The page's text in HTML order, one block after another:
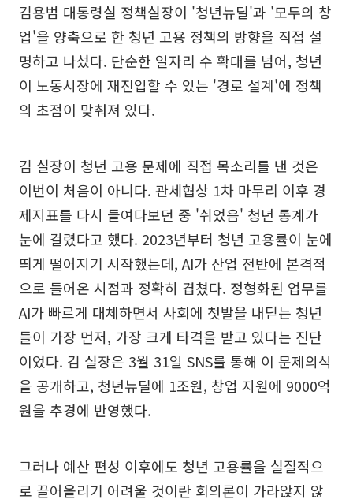
김용범 대통령실 정책실장이 '청년뉴딜'과 '모두의 창
업'을 양축으로 한 청년 고용 정책의 방향을 직접 설
명하고 나섰다. 단순한 일자리 수 확대를 넘어, 청년
이 노동시장에 재진입할 수 있는 '경로 설계'에 정책
의 초점이 맞춰져 있다.
김 실장이 청년 고용 문제에 직접 목소리를 낸 것은
이번이 처음이 아니다. 관세협상 1차 마무리 이후 경
제지표를 다시 들여다보던 중 '쉬었음' 청년 통계가
눈에 걸렸다고 했다. 2023년부터 청년 고용률이 눈에
띄게 떨어지기 시작했는데, AI가 산업 전반에 본격적
으로 들어온 시점과 정확히 겹쳤다. 정형화된 업무를
AI가 빠르게 대체하면서 사회에 첫발을 내딛는 청년
들이 가장 먼저, 가장 크게 타격을 받고 있다는 진단
이었다. 김 실장은 3월 31일 SNS를 통해 이 문제의식
을 공개하고, 청년뉴딜에 1조원, 창업 지원에 9000억
원을 추경에 반영했다.
그러나 예산 편성 이후에도 청년 고용률을 실질적으
로 끌어올리기 어려울 것이란 회의론이 가라앉지 않